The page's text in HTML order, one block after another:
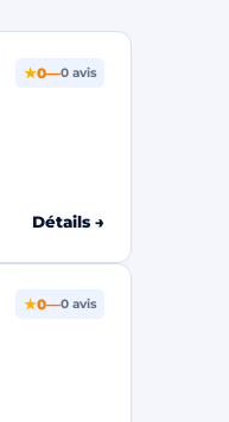
★0—0 avis
Détails →
★0—0 avis